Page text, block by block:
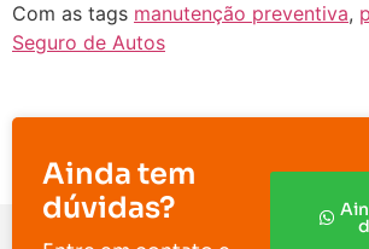
Com as tags manutenção preventiva,
Seguro de Autos
Ainda tem
dúvidas?